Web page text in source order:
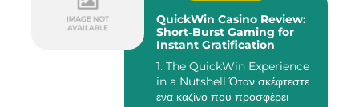
QuickWin Casino Review:
Short‑Burst Gaming for
Instant Gratification
1. The QuickWin Experience
in a Nutshell Όταν σκέφτεστε
ένα καζίνο που προσφέρει